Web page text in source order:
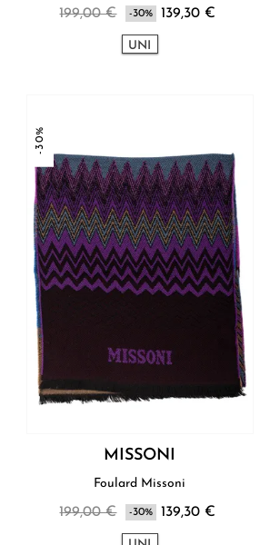
199,00 € -30% 139,30 €
UNI
-30%
MISSONI
Foulard Missoni
199,00 € -30% 139,30 €